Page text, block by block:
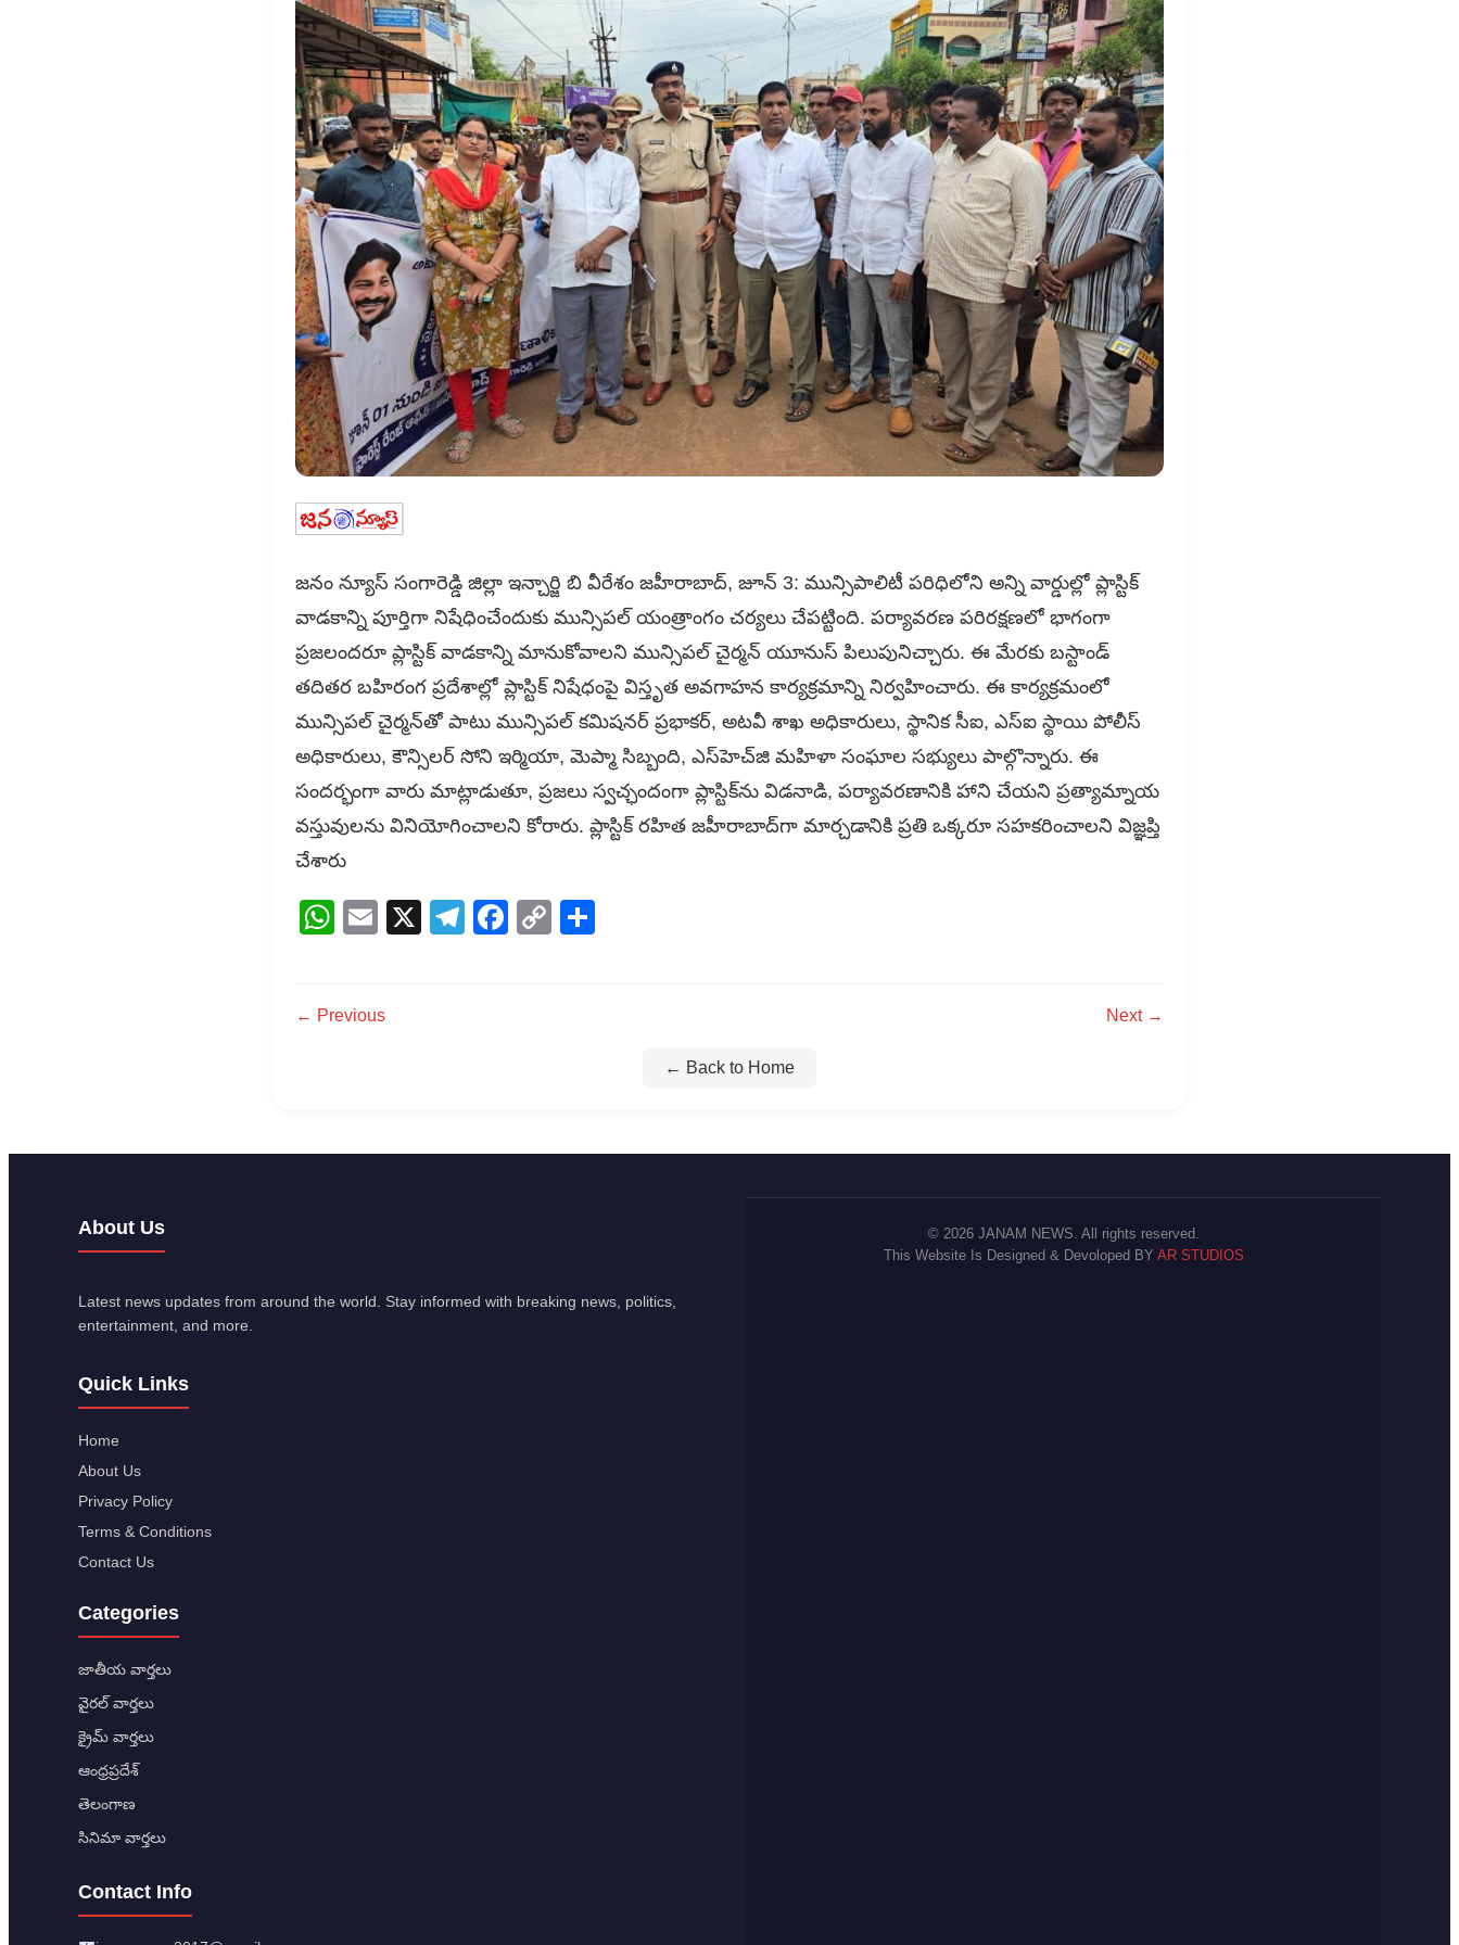
జనం న్యూస్ సంగారెడ్డి జిల్లా ఇన్చార్జి బి వీరేశం జహీరాబాద్, జూన్ 3: మున్సిపాలిటీ పరిధిలోని అన్ని వార్డుల్లో ప్లాస్టిక్
వాడకాన్ని పూర్తిగా నిషేధించేందుకు మున్సిపల్ యంత్రాంగం చర్యలు చేపట్టింది. పర్యావరణ పరిరక్షణలో భాగంగా
ప్రజలందరూ ప్లాస్టిక్ వాడకాన్ని మానుకోవాలని మున్సిపల్ చైర్మన్ యూనుస్ పిలుపునిచ్చారు. ఈ మేరకు బస్టాండ్
తదితర బహిరంగ ప్రదేశాల్లో ప్లాస్టిక్ నిషేధంపై విస్తృత అవగాహన కార్యక్రమాన్ని నిర్వహించారు. ఈ కార్యక్రమంలో
మున్సిపల్ చైర్మన్‌తో పాటు మున్సిపల్ కమిషనర్ ప్రభాకర్, అటవీ శాఖ అధికారులు, స్థానిక సీఐ, ఎస్ఐ స్థాయి పోలీస్
అధికారులు, కౌన్సిలర్ సోని ఇర్మియా, మెప్మా సిబ్బంది, ఎస్‌హెచ్‌జి మహిళా సంఘాల సభ్యులు పాల్గొన్నారు. ఈ
సందర్భంగా వారు మాట్లాడుతూ, ప్రజలు స్వచ్ఛందంగా ప్లాస్టిక్‌ను విడనాడి, పర్యావరణానికి హాని చేయని ప్రత్యామ్నాయ
వస్తువులను వినియోగించాలని కోరారు. ప్లాస్టిక్ రహిత జహీరాబాద్‌గా మార్చడానికి ప్రతి ఒక్కరూ సహకరించాలని విజ్ఞప్తి
చేశారు
WhatsApp
Email
X Telegram
Facebook
Copy
← Previous Next →
← Back to Home
About Us
Latest news updates from around the world. Stay informed with breaking news, politics,
entertainment, and more.
Quick Links
Home
About Us
Privacy Policy
Terms & Conditions
Contact Us
Categories
జాతీయ వార్తలు
వైరల్ వార్తలు
క్రైమ్ వార్తలు
ఆంధ్రప్రదేశ్
తెలంగాణ
సినిమా వార్తలు
Contact Info
© 2026 JANAM NEWS. All rights reserved.
This Website Is Designed & Devoloped BY AR STUDIOS